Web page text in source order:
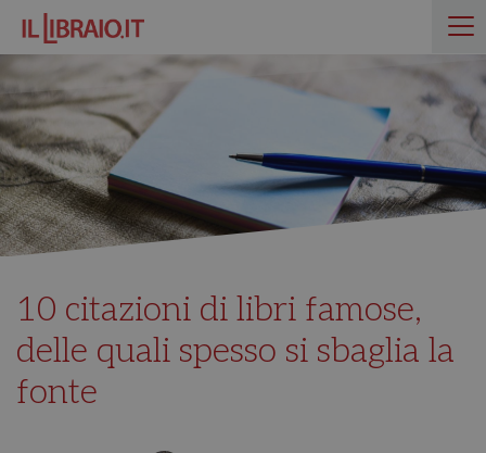
10 citazioni di libri famose,
delle quali spesso si sbaglia la
fonte